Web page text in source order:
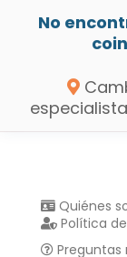
No
Quiénes
Política